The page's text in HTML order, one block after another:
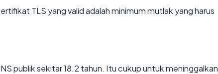
TLS yang valid adalah minimum mutlak yang harus
publik sekitar 18.2 tahun. Itu cukup untuk meninggalkan